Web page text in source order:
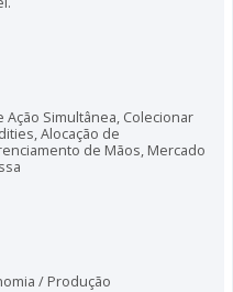
Ação Simultânea, Colecionar
,Alocação de
de Mãos, Mercado
/ Produção